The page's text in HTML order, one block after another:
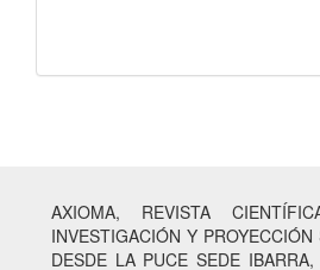
AXIOMA, REVISTA
INVESTIGACIÓN Y
DESDE LA PUCE SEDE